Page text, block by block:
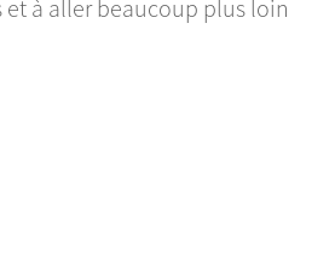
à aller beaucoup plus loin